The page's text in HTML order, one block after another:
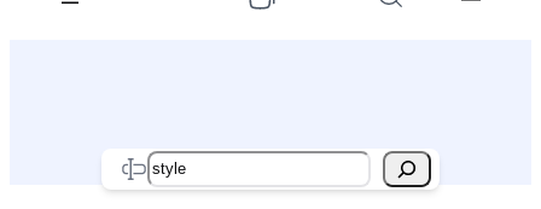
Search